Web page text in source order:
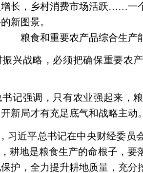
长，乡村消费市场活跃……一
新图景。
粮食和重要农产品综合生产
战略，必须把确保重要农产
强调，只有农业强起来，粮
新局才有充足底气和战略主动
习近平总书记在中央财经委员
耕地是粮食生产的命根子，
护，全力提升耕地质量，充分